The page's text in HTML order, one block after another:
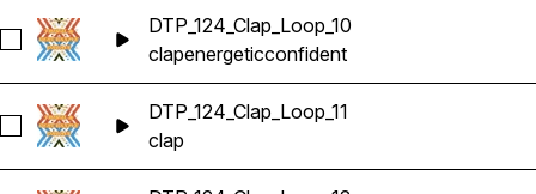
Seleccionar DTP_124_Clap_Loop_10
DTP_124_Clap_Loop_10
clapenergeticconfident
Seleccionar DTP_124_Clap_Loop_11
DTP_124_Clap_Loop_11
clap